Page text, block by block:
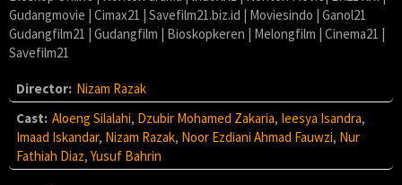
Gudangmovie | Cimax21 | Savefilm21.biz.id | Moviesindo | Ganol21
Gudangfilm21 | Gudangfilm | Bioskopkeren | Melongfilm | Cinema21 |
Savefilm21
Director: Nizam Razak
Cast: Aloeng Silalahi, Dzubir Mohamed Zakaria, Ieesya Isandra,
Imaad Iskandar, Nizam Razak, Noor Ezdiani Ahmad Fauwzi, Nur
Fathiah Diaz, Yusuf Bahrin